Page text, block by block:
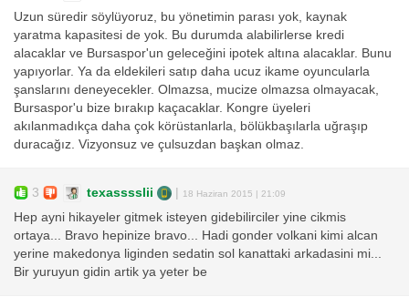
Uzun süredir söylüyoruz, bu yönetimin parası yok, kaynak
yaratma kapasitesi de yok. Bu durumda alabilirlerse kredi
alacaklar ve Bursaspor'un geleceğini ipotek altına alacaklar. Bunu
yapıyorlar. Ya da eldekileri satıp daha ucuz ikame oyuncularla
şanslarını deneyecekler. Olmazsa, mucize olmazsa olmayacak,
Bursaspor'u bize bırakıp kaçacaklar. Kongre üyeleri
akılanmadıkça daha çok körüstanlarla, bölükbaşılarla uğraşıp
duracağız. Vizyonsuz ve çulsuzdan başkan olmaz.
3 texasssslii 18 Haziran 2015 | 21:09
Hep ayni hikayeler gitmek isteyen gidebilirciler yine cikmis
ortaya... Bravo hepinize bravo... Hadi gonder volkani kimi alcan
yerine makedonya liginden sedatin sol kanattaki arkadasini mi...
Bir yuruyun gidin artik ya yeter be